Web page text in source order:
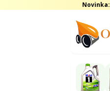
Novinka: